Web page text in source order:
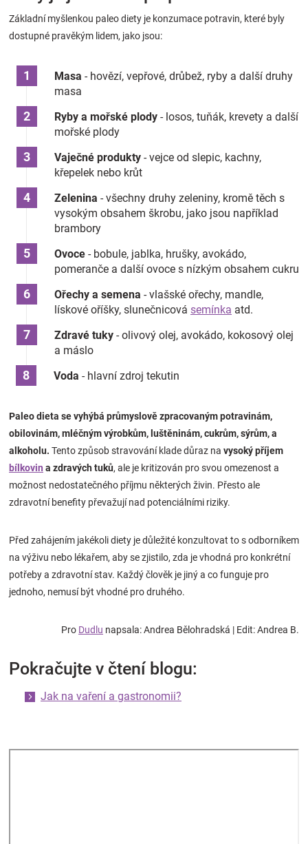
Základní myšlenkou paleo diety je konzumace potravin, které byly
dostupné pravěkým lidem, jako jsou:
Masa - hovězí, vepřové, drůbež, ryby a další druhy
masa
Ryby a mořské plody - losos, tuňák, krevety a další
mořské plody
Vaječné produkty - vejce od slepic, kachny,
křepelek nebo krůt
Zelenina - všechny druhy zeleniny, kromě těch s
vysokým obsahem škrobu, jako jsou například
brambory
Ovoce - bobule, jablka, hrušky, avokádo,
pomeranče a další ovoce s nízkým obsahem cukru
Ořechy a semena - vlašské ořechy, mandle,
lískové oříšky, slunečnicová semínka atd.
Zdravé tuky - olivový olej, avokádo, kokosový olej
a máslo
Voda - hlavní zdroj tekutin
Paleo dieta se vyhýbá průmyslově zpracovaným potravinám,
obilovinám, mléčným výrobkům, luštěninám, cukrům, sýrům, a
alkoholu. Tento způsob stravování klade důraz na vysoký příjem
bílkovin a zdravých tuků, ale je kritizován pro svou omezenost a
možnost nedostatečného příjmu některých živin. Přesto ale
zdravotní benefity převažují nad potenciálními riziky.
Před zahájením jakékoli diety je důležité konzultovat to s odborníkem
na výživu nebo lékařem, aby se zjistilo, zda je vhodná pro konkrétní
potřeby a zdravotní stav. Každý člověk je jiný a co funguje pro
jednoho, nemusí být vhodné pro druhého.
Pro Dudlu napsala: Andrea Bělohradská | Edit: Andrea B.
Pokračujte v čtení blogu:
Jak na vaření a gastronomii?